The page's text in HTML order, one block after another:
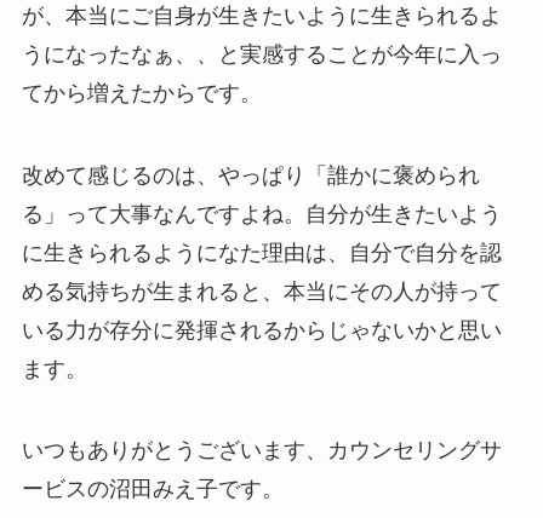
が、本当にご自身が生きたいように生きられるよ
うになったなぁ、、と実感することが今年に入っ
てから増えたからです。
改めて感じるのは、やっぱり「誰かに褒められ
る」って大事なんですよね。自分が生きたいよう
に生きられるようになた理由は、自分で自分を認
める気持ちが生まれると、本当にその人が持って
いる力が存分に発揮されるからじゃないかと思い
ます。
いつもありがとうございます、カウンセリングサ
ービスの沼田みえ子です。